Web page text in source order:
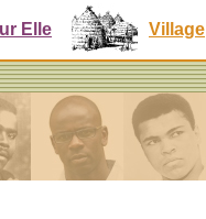
Elle Village